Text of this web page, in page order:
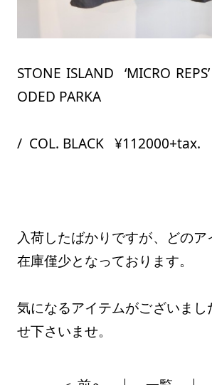
STONE ISLAND ‘MICRO
ODED PARKA
/ COL. BLACK ¥112000+tax.
入荷したばかりですが、どの
在庫僅少となっております。
気になるアイテムがございまし
せ下さいませ。